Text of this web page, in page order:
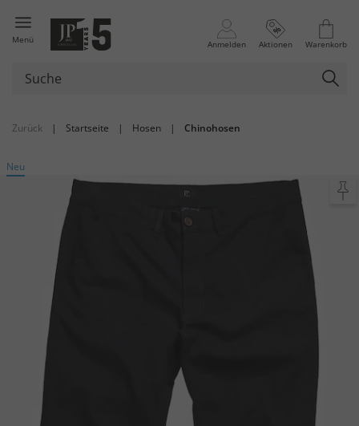
Menü Anmelden Aktionen Warenkorb
Zurück | Startseite | Hosen | Chinohosen
Neu